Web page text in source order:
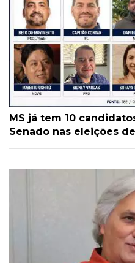
MS já tem 10
Senado nas eleições